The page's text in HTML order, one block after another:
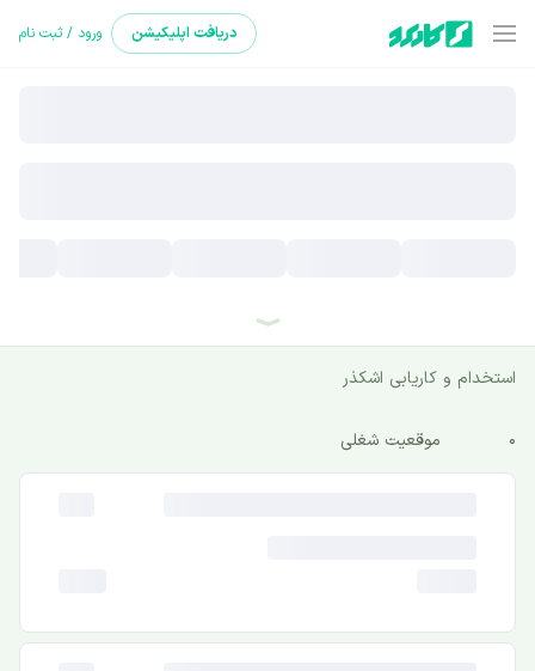
دریافت اپلیکیشن ورود / ثبت نام
استخدام و کاریابی اشکذر
0 موقعیت شغلی